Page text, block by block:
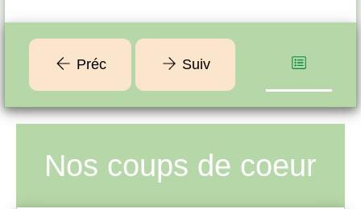
Préc Suiv
Nos coups de coeur